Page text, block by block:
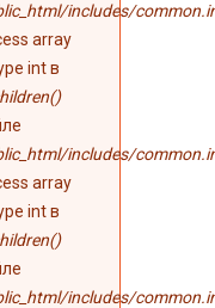
includes/
array
int в
includes/
array
int в
includes/